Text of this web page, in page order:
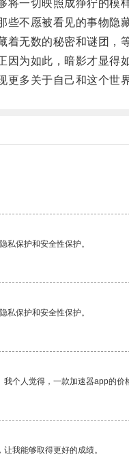
一切映照成狰狞的模样
不愿被看见的事物隐藏
无数的秘密和谜团，等
为如此，暗影才显得
多关于自己和这个世界
私保护和安全性保护。
私保护和安全性保护。
个人觉得，一款加速器app的价
我能够取得更好的成绩。